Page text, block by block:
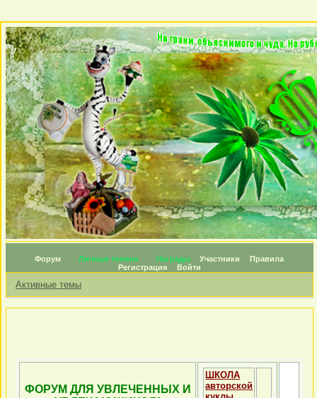
Форум Личные топики Награды Участники
Правила
Регистрация
Войти
Активные темы
ФОРУМ ДЛЯ УВЛЕЧЕННЫХ И
ШКОЛА
авторской